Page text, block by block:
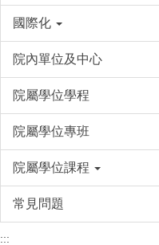
國際化
院內單位及中心
院屬學位學程
院屬學位專班
院屬學位課程
常見問題
:::